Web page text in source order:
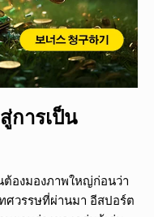
การเป็น
ต้องมองภาพใหญ่ก่อนว่า
ศวรรษที่ผ่านมา อีสปอร์ต